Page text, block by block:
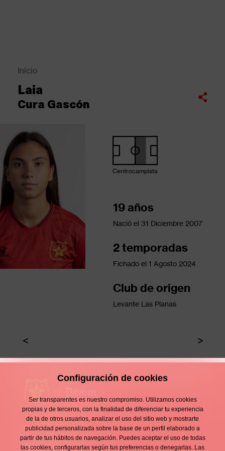
Sobrescribir
enlaces
de
a
la
navegación
Inicio
Laia
Cura Gascón
Compartir
Centrocampista
19 años
Nació el 31 Diciembre 2007
2 temporadas
Fichado el 1 Agosto 2024
Club de origen
Levante Las Planas
Enllaços
Contacto
Aviso legal
Configuración de cookies
Ser transparentes es nuestro compromiso. Utilizamos cookies
propias y de terceros, con la finalidad de diferenciar tu experiencia
de la de otros usuarios, analizar el uso del sitio web y mostrarte
publicidad personalizada sobre la base de un perfil elaborado a
partir de tus hábitos de navegación. Puedes aceptar el uso de todas
las cookies, configurarlas según tus preferencias o denegarlas. Las